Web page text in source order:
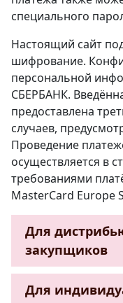
Для
закупщиков
Для
специального
Настоящий сайт
шифрование.
персональной
СБЕРБАНК.
предоставлена
случаев,
Проведение
осуществляется в
требованиями
MasterCard Europe